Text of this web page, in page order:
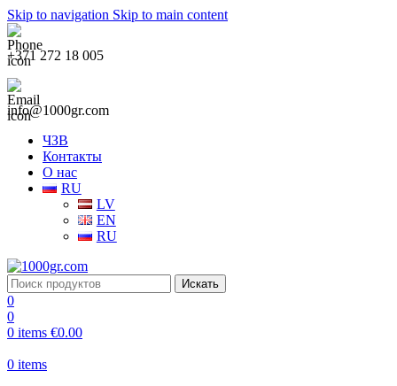
Skip to navigation Skip to main content
+371 272 18 005
info@1000gr.com
ЧЗВ
Контакты
О нас
RU
LV
EN
RU
Искать
0
0
0 items €0.00
0 items